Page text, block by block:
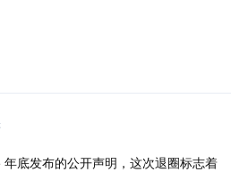
底发布的公开声明，这次退圈标志着